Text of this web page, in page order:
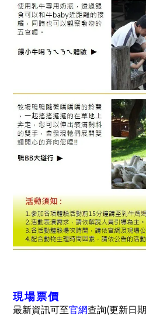
現場票價
最新資訊可至官網查詢(更新日期